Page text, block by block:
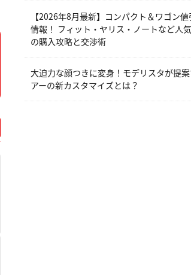
【2026年8月最新】コンパクト＆ワゴン
情報！ フィット・ヤリス・ノートなど人
の購入攻略と交渉術
大迫力な顔つきに変身！モデリスタが提案
アーの新カスタマイズとは？